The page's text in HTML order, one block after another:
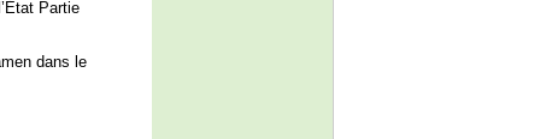
Partie
dans le